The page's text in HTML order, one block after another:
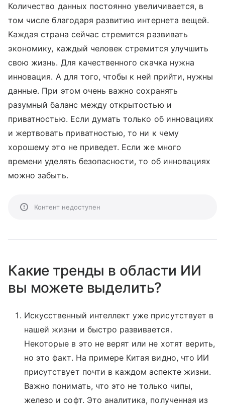
Количество данных постоянно увеличивается, в
том числе благодаря развитию интернета вещей.
Каждая страна сейчас стремится развивать
экономику, каждый человек стремится улучшить
свою жизнь. Для качественного скачка нужна
инновация. А для того, чтобы к ней прийти, нужны
данные. При этом очень важно сохранять
разумный баланс между открытостью и
приватностью. Если думать только об инновациях
и жертвовать приватностью, то ни к чему
хорошему это не приведет. Если же много
времени уделять безопасности, то об инновациях
можно забыть.
Контент недоступен
Какие тренды в области ИИ
вы можете выделить?
Искусственный интеллект уже присутствует в
нашей жизни и быстро развивается.
Некоторые в это не верят или не хотят верить,
но это факт. На примере Китая видно, что ИИ
присутствует почти в каждом аспекте жизни.
Важно понимать, что это не только чипы,
железо и софт. Это аналитика, полученная из